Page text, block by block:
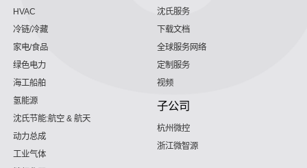
HVAC
冷链/冷藏
家电/食品
绿色电力
海工船舶
氢能源
沈氏节能:航空 & 航天
动力总成
工业气体
沈氏服务
下载文档
全球服务网络
定制服务
视频
子公司
杭州微控
浙江微智源